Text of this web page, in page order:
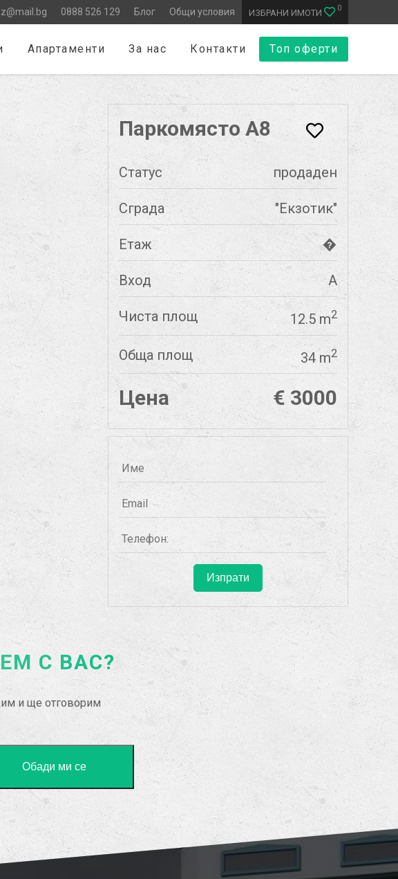
0888 526 129 Блог Общи условия ИЗБРАНИ ИМОТИ 0
Апартаменти За нас Контакти Топ оферти
Паркомясто А8
Статус продаден
Сграда "Екзотик"
Етаж �
Вход А
Чиста площ 12.5 m2
Обща площ 34 m2
Цена € 3000
С ВАС?
и ще отговорим